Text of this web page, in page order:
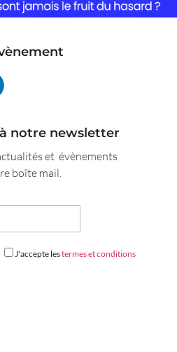
notre newsletter
et évènements
boîte mail.
J'accepte lestermes et conditions